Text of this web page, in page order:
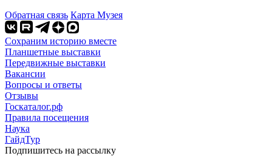
Обратная связь Карта Музея
Сохраним историю вместе
Планшетные выставки
Передвижные выставки
Вакансии
Вопросы и ответы
Отзывы
Госкаталог.рф
Правила посещения
Наука
ГайдТур
Подпишитесь на рассылку